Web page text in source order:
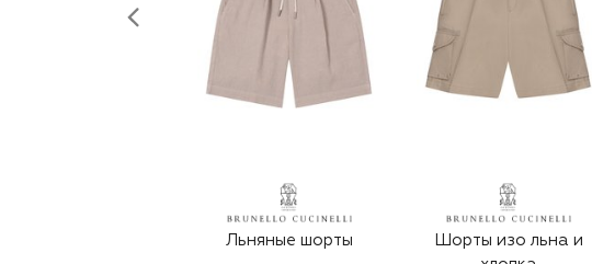
Льняные шорты
Шорты изо льна и